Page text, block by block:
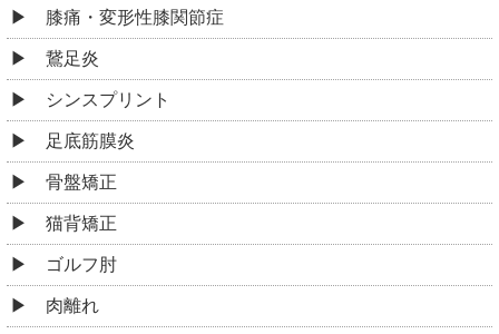
膝痛・変形性膝関節症
鵞足炎
シンスプリント
足底筋膜炎
骨盤矯正
猫背矯正
ゴルフ肘
肉離れ